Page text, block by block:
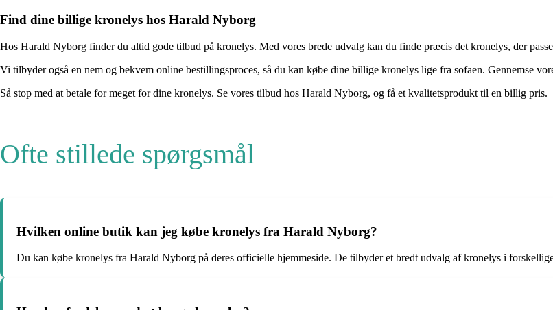
Find dine billige kronelys hos Harald Nyborg
Hos Harald Nyborg finder du altid gode tilbud på kronelys. Med vores brede udvalg kan du finde præcis det kronelys, der
Vi tilbyder også en nem og bekvem online bestillingsproces, så du kan købe dine billige kronelys lige fra sofaen. Gennemse
Så stop med at betale for meget for dine kronelys. Se vores tilbud hos Harald Nyborg, og få et kvalitetsprodukt til en billig pris.
Ofte stillede spørgsmål
Hvilken online butik kan jeg købe kronelys fra Harald Nyborg?
Du kan købe kronelys fra Harald Nyborg på deres officielle hjemmeside. De tilbyder et bredt udvalg af kronelys i